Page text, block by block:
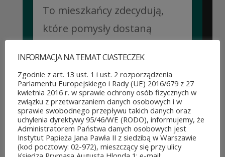
To mieszkańcy zdecydują,
które pomysły dostaną
samorządu województwa
mazowieckiego. Do rozdania
jest aż 30 mln zł! Mieszkańcy
województwa mazowieckiego
po...
CZYTAJ DALEJ
INFORMACJA NA TEMAT CIASTECZEK
Zgodnie z art. 13 ust. 1 i ust. 2 rozporządzenia
Parlamentu Europejskiego i Rady (UE) 2016/679 z 27
kwietnia 2016 r. w sprawie ochrony osób fizycznych w
związku z przetwarzaniem danych osobowych i w
sprawie swobodnego przepływu takich danych oraz
uchylenia dyrektywy 95/46/WE (RODO), informujemy, że
Administratorem Państwa danych osobowych jest
Instytut Papieża Jana Pawła II z siedzibą w Warszawie
(kod pocztowy: 02-972), mieszczący się przy ulicy